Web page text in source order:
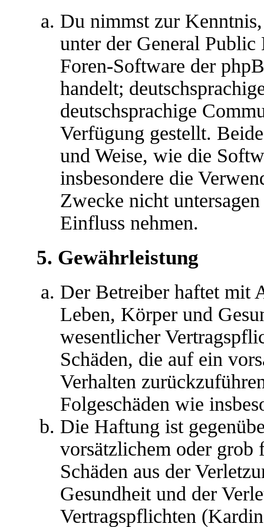
Du nimmst zur
unter der General
Foren-Software der
handelt;
deutschsprachige
Verfügung gestellt.
und Weise, wie die
insbesondere die
Zwecke nicht
Einfluss nehmen.
5. Gewährleistung
Der Betreiber haftet mit
Leben, Körper und
wesentlicher
Schäden, die auf ein
Verhalten
Folgeschäden wie
Die Haftung ist
vorsätzlichem oder grob
Schäden aus der
Gesundheit und der
Vertragspflichten